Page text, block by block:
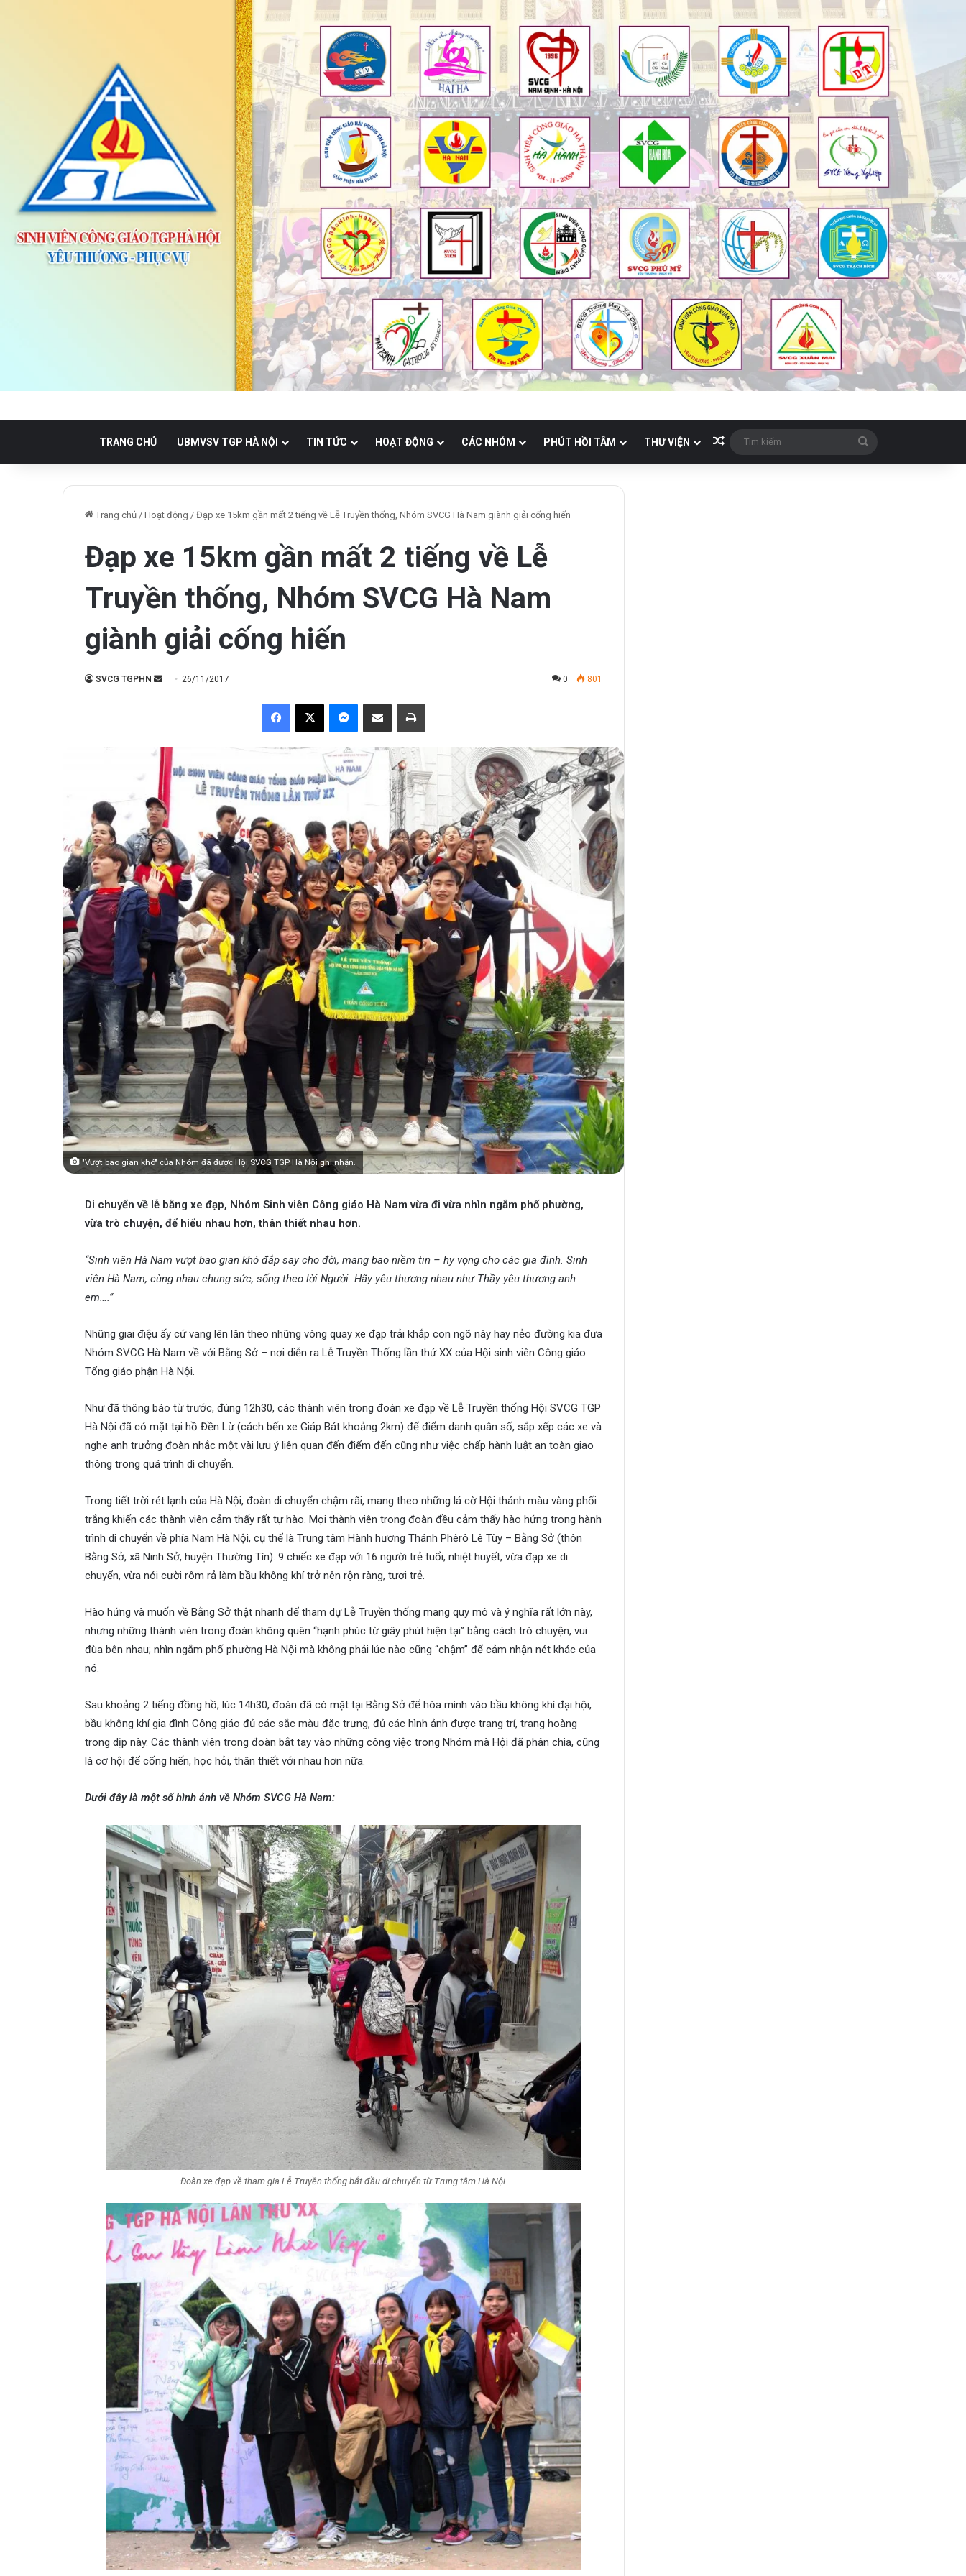
TRANG CHỦ UBMVSV TGP HÀ NỘI TIN TỨC HOẠT ĐỘNG CÁC NHÓM PHÚT HỒI TÂM THƯ VIỆN Bài viết ngẫu nhiên
Tìm
kiếm
Trang chủ / Hoạt động / Đạp xe 15km gần mất 2 tiếng về Lễ Truyền thống, Nhóm SVCG Hà Nam giành giải cống hiến
Đạp xe 15km gần mất 2 tiếng về Lễ
Truyền thống, Nhóm SVCG Hà Nam
giành giải cống hiến
SVCG TGPHN
Send 26/11/2017 0 801
Facebook
X Messenger
Share via Email Print
"Vượt bao gian khó" của Nhóm đã được Hội SVCG TGP Hà Nội ghi nhận.
Di chuyển về lễ bằng xe đạp, Nhóm Sinh viên Công giáo Hà Nam vừa đi vừa nhìn ngắm phố phường,
vừa trò chuyện, để hiểu nhau hơn, thân thiết nhau hơn.
“Sinh viên Hà Nam vượt bao gian khó đắp say cho đời, mang bao niềm tin – hy vọng cho các gia đình. Sinh
viên Hà Nam, cùng nhau chung sức, sống theo lời Người. Hãy yêu thương nhau như Thầy yêu thương anh
em….”
Những giai điệu ấy cứ vang lên lăn theo những vòng quay xe đạp trải khắp con ngõ này hay nẻo đường kia đưa
Nhóm SVCG Hà Nam về với Bằng Sở – nơi diễn ra Lễ Truyền Thống lần thứ XX của Hội sinh viên Công giáo
Tổng giáo phận Hà Nội.
Như đã thông báo từ trước, đúng 12h30, các thành viên trong đoàn xe đạp về Lễ Truyền thống Hội SVCG TGP
Hà Nội đã có mặt tại hồ Đền Lừ (cách bến xe Giáp Bát khoảng 2km) để điểm danh quân số, sắp xếp các xe và
nghe anh trưởng đoàn nhắc một vài lưu ý liên quan đến điểm đến cũng như việc chấp hành luật an toàn giao
thông trong quá trình di chuyển.
Trong tiết trời rét lạnh của Hà Nội, đoàn di chuyển chậm rãi, mang theo những lá cờ Hội thánh màu vàng phối
trắng khiến các thành viên cảm thấy rất tự hào. Mọi thành viên trong đoàn đều cảm thấy hào hứng trong hành
trình di chuyển về phía Nam Hà Nội, cụ thể là Trung tâm Hành hương Thánh Phêrô Lê Tùy – Bằng Sở (thôn
Bằng Sở, xã Ninh Sở, huyện Thường Tín). 9 chiếc xe đạp với 16 người trẻ tuổi, nhiệt huyết, vừa đạp xe di
chuyển, vừa nói cười rôm rả làm bầu không khí trở nên rộn ràng, tươi trẻ.
Hào hứng và muốn về Bằng Sở thật nhanh để tham dự Lễ Truyền thống mang quy mô và ý nghĩa rất lớn này,
nhưng những thành viên trong đoàn không quên “hạnh phúc từ giây phút hiện tại” bằng cách trò chuyện, vui
đùa bên nhau; nhìn ngắm phố phường Hà Nội mà không phải lúc nào cũng “chậm” để cảm nhận nét khác của
nó.
Sau khoảng 2 tiếng đồng hồ, lúc 14h30, đoàn đã có mặt tại Bằng Sở để hòa mình vào bầu không khí đại hội,
bầu không khí gia đình Công giáo đủ các sắc màu đặc trưng, đủ các hình ảnh được trang trí, trang hoàng
trong dịp này. Các thành viên trong đoàn bắt tay vào những công việc trong Nhóm mà Hội đã phân chia, cũng
là cơ hội để cống hiến, học hỏi, thân thiết với nhau hơn nữa.
Dưới đây là một số hình ảnh về Nhóm SVCG Hà Nam:
Đoàn xe đạp về tham gia Lễ Truyền thống bắt đầu di chuyển từ Trung tâm Hà Nội.